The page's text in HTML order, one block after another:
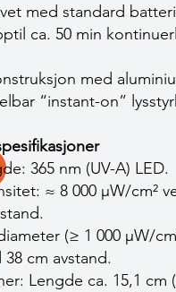
med standard
ca. 50 min
med
“instant-on”
365 nm (UV-A) LED.
≈ 8 000 µW/cm²
(≥ 1 000 µW/
38 cm avstand.
Lengde ca. 15,1 cm